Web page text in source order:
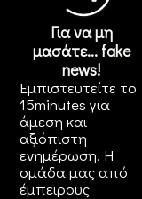
Για να μη
μασάτε... fake
news!
Εμπιστευτείτε το
15minutes για
άμεση και
αξιόπιστη
ενημέρωση. Η
ομάδα μας από
έμπειρους